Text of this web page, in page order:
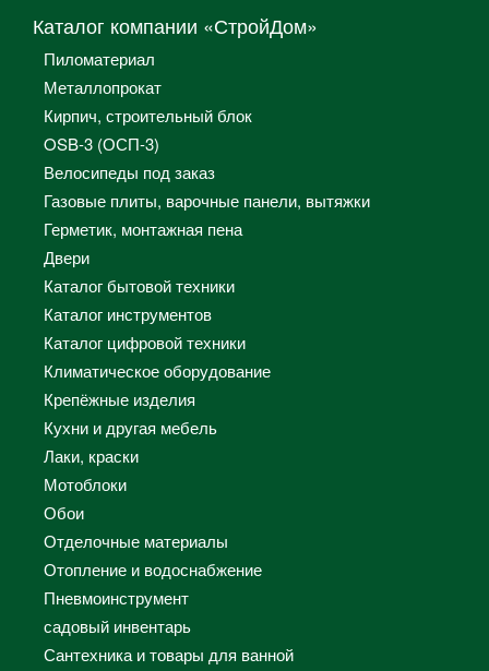
Каталог компании «СтройДом»
Пиломатериал
Металлопрокат
Кирпич, строительный блок
OSB-3 (ОСП-3)
Велосипеды под заказ
Газовые плиты, варочные панели, вытяжки
Герметик, монтажная пена
Двери
Каталог бытовой техники
Каталог инструментов
Каталог цифровой техники
Климатическое оборудование
Крепёжные изделия
Кухни и другая мебель
Лаки, краски
Мотоблоки
Обои
Отделочные материалы
Отопление и водоснабжение
Пневмоинструмент
садовый инвентарь
Сантехника и товары для ванной